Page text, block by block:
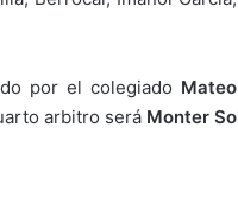
por el colegiado
arbitro será Monter